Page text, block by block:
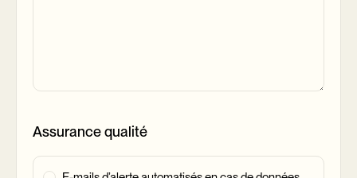
Assurance qualité